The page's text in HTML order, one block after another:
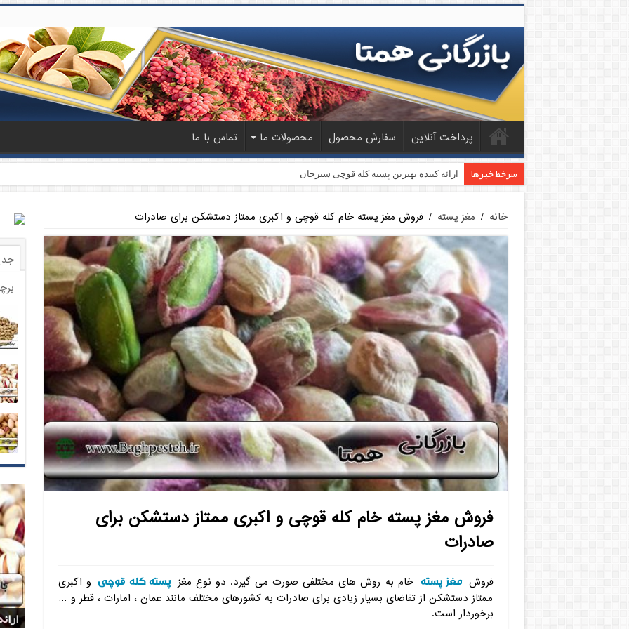
پرداخت آنلاین سفارش محصول محصولات ما تماس با ما
سرخط خبرها ارائه کننده بهترین پسته کله قوچی سیرجان
بازار فروش پسته فندقی اعلا
خانه / مغز پسته / فروش مغز پسته خام کله قوچی و اکبری ممتاز دستشکن برای صادرات
فروش مغز پسته خام کله قوچی و اکبری ممتاز دستشکن برای
صادرات
فروش مغز پسته خام به روش های مختلفی صورت می گیرد. دو نوع مغز پسته کله قوچی و اکبری
ممتاز دستشکن از تقاضای بسیار زیادی برای صادرات به کشورهای مختلف مانند عمان ، امارات ، قطر و …
برخوردار است.